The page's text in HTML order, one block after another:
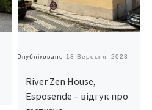
Опубліковано 13 Вересня, 2023
River Zen House,
Esposende – відгук про